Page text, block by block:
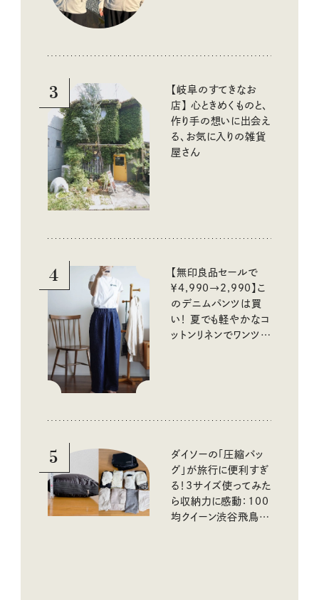
3
【岐阜のすてきなお
店】 心ときめくものと、
作り手の想いに出会え
る、お気に入りの雑貨
屋さん
4
【無印良品セールで
￥4,990→2,990】こ
のデニムパンツは買
い！ 夏でも軽やかなコ
ットンリネンでワンツー
5
ダイソーの「圧縮バッ
グ」が旅行に便利すぎ
る！3サイズ使ってみた
ら収納力に感動：100
均クイーン渋谷飛鳥の